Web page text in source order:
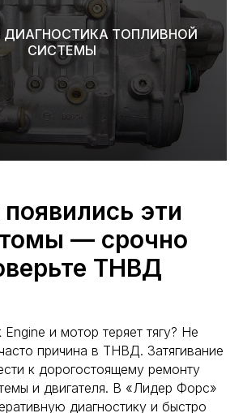
ДИАГНОСТИКА ТОПЛИВНОЙ
СИСТЕМЫ
эти
— срочно
ТНВД
Engine и мотор теряет тягу? Не
причина в ТНВД. Затягивание
к дорогостоящему ремонту
и двигателя. В «Лидер Форс»
диагностику и быстро